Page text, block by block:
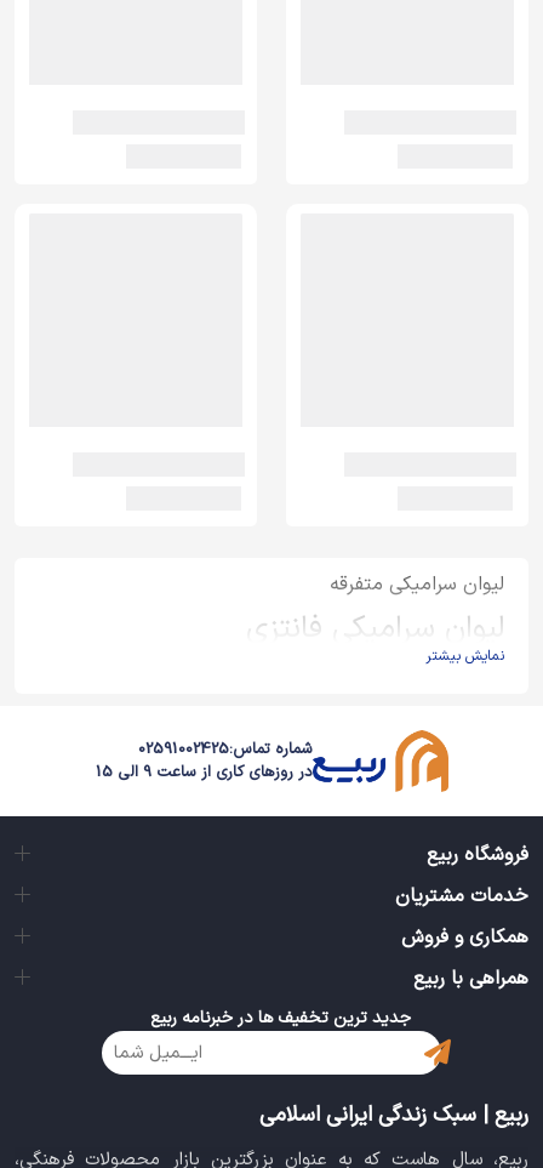
لیوان سرامیکی متفرقه
لیوان سرامیکی فانتزی
توضیحات فنی ماگ سرامیکی (لیوان): نوعی لیوان محکم از جنس
است، زیرا شما یک لیوان اختصاصی با طرح و شکل مد نظر خودتان
خواهید داشت!
معنی لغوی ماگ در اصل لیوان دسته دار می‌باشد که نسبت به حجم
فنجان معمولی، گنجایش بیشتر دارد و نوشیدنی بیشتری در آن جای
نمایش بیشتر
شماره تماس:02591002425
در روزهای کاری از ساعت 9 الی 15
فروشگاه ربیع
خدمات مشتریان
همکاری و فروش
همراهی با ربیع
جدید ترین تخفیف ها در خبرنامه ربیع
ربیع | سبک زندگی ایرانی اسلامی
ربیع، سال هاست که به عنوان بزرگترین بازار محصولات فرهنگی،